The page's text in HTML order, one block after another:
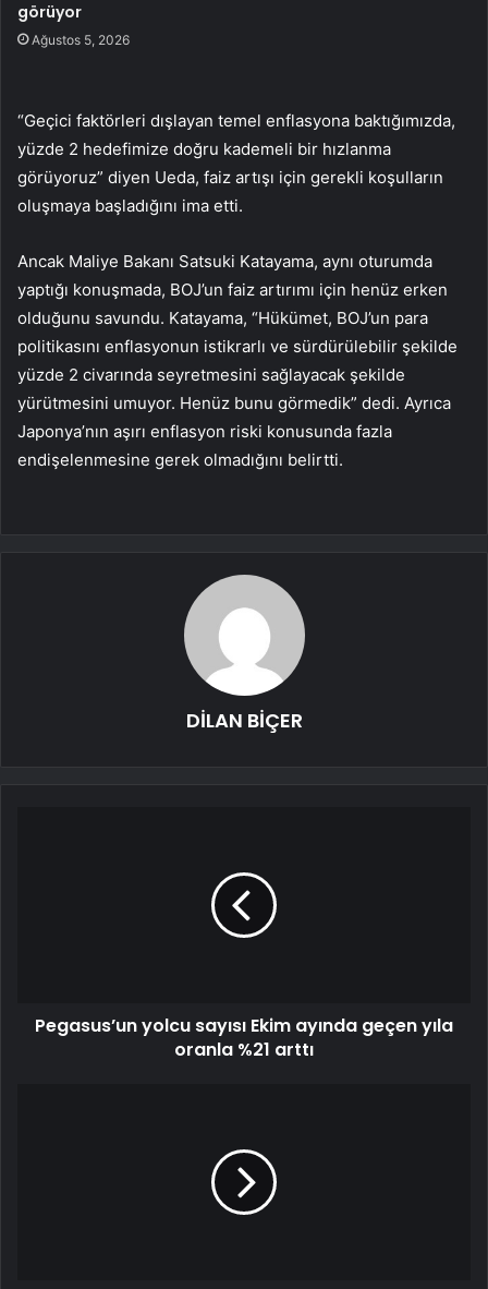
görüyor
Ağustos 5, 2026
“Geçici faktörleri dışlayan temel enflasyona baktığımızda,
yüzde 2 hedefimize doğru kademeli bir hızlanma
görüyoruz” diyen Ueda, faiz artışı için gerekli koşulların
oluşmaya başladığını ima etti.
Ancak Maliye Bakanı Satsuki Katayama, aynı oturumda
yaptığı konuşmada, BOJ’un faiz artırımı için henüz erken
olduğunu savundu. Katayama, “Hükümet, BOJ’un para
politikasını enflasyonun istikrarlı ve sürdürülebilir şekilde
yüzde 2 civarında seyretmesini sağlayacak şekilde
yürütmesini umuyor. Henüz bunu görmedik” dedi. Ayrıca
Japonya’nın aşırı enflasyon riski konusunda fazla
endişelenmesine gerek olmadığını belirtti.
DİLAN BİÇER
Pegasus’un yolcu sayısı Ekim ayında geçen yıla
oranla %21 arttı